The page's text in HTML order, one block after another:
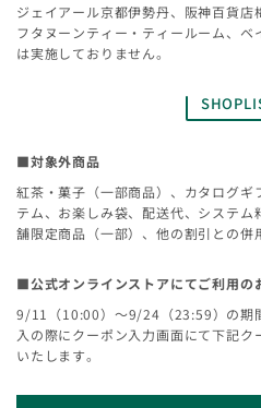
ジェイアール京都伊勢丹、阪神百貨
フタヌーンティー・ティールーム、
は実施しておりません。
■対象外商品
紅茶・菓子（一部商品）、カタログギ
テム、お楽しみ袋、配送代、システ
舗限定商品（一部）、他の割引との併
■公式オンラインストアにてご利用の
9/11（10:00）～9/24（23:59）の期
入の際にクーポン入力画面にて下記
いたします。